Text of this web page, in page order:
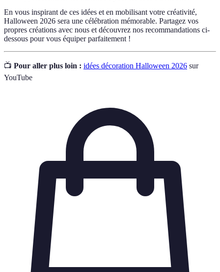
En vous inspirant de ces idées et en mobilisant votre créativité,
Halloween 2026 sera une célébration mémorable. Partagez vos
propres créations avec nous et découvrez nos recommandations ci-
dessous pour vous équiper parfaitement !
📺 Pour aller plus loin : idées décoration Halloween 2026 sur
YouTube